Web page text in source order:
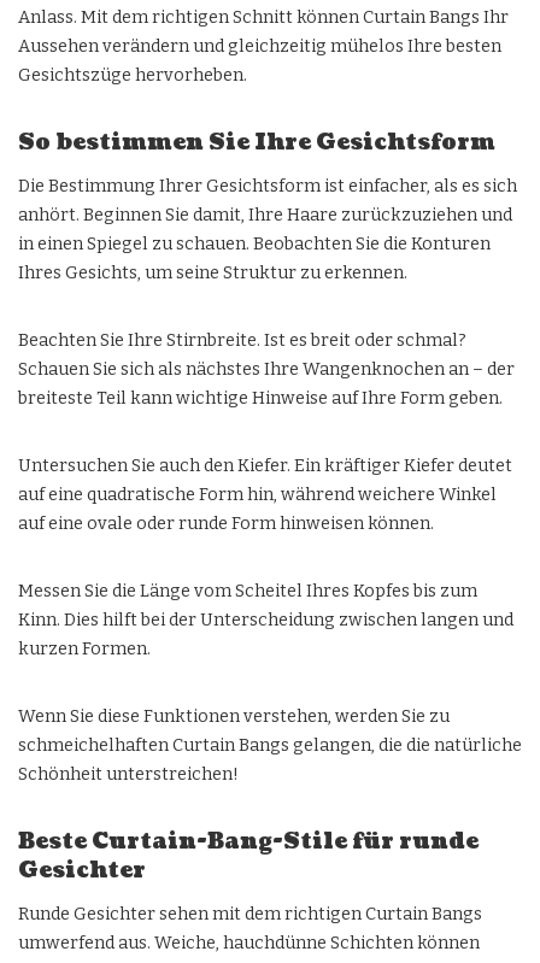
Anlass. Mit dem richtigen Schnitt können Curtain Bangs Ihr
Aussehen verändern und gleichzeitig mühelos Ihre besten
Gesichtszüge hervorheben.
So bestimmen Sie Ihre Gesichtsform
Die Bestimmung Ihrer Gesichtsform ist einfacher, als es sich
anhört. Beginnen Sie damit, Ihre Haare zurückzuziehen und
in einen Spiegel zu schauen. Beobachten Sie die Konturen
Ihres Gesichts, um seine Struktur zu erkennen.
Beachten Sie Ihre Stirnbreite. Ist es breit oder schmal?
Schauen Sie sich als nächstes Ihre Wangenknochen an – der
breiteste Teil kann wichtige Hinweise auf Ihre Form geben.
Untersuchen Sie auch den Kiefer. Ein kräftiger Kiefer deutet
auf eine quadratische Form hin, während weichere Winkel
auf eine ovale oder runde Form hinweisen können.
Messen Sie die Länge vom Scheitel Ihres Kopfes bis zum
Kinn. Dies hilft bei der Unterscheidung zwischen langen und
kurzen Formen.
Wenn Sie diese Funktionen verstehen, werden Sie zu
schmeichelhaften Curtain Bangs gelangen, die die natürliche
Schönheit unterstreichen!
Beste Curtain-Bang-Stile für runde
Gesichter
Runde Gesichter sehen mit dem richtigen Curtain Bangs
umwerfend aus. Weiche, hauchdünne Schichten können